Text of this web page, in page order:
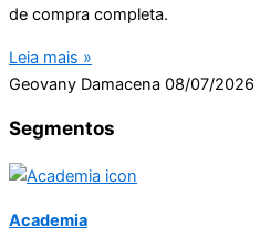
de compra completa.
Leia mais »
Geovany Damacena 08/07/2026
Segmentos
Academia